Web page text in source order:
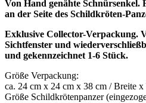
Von Hand genähte Schnürsenkel.
an der Seite des Schildkröten-
Exklusive Collector-Verpackung.
Sichtfenster und
und gekennzeichnet 1-6 Stück.
Größe Verpackung:
ca. 24 cm x 24 cm x 38 cm / Breite
Größe Schildkrötenpanzer